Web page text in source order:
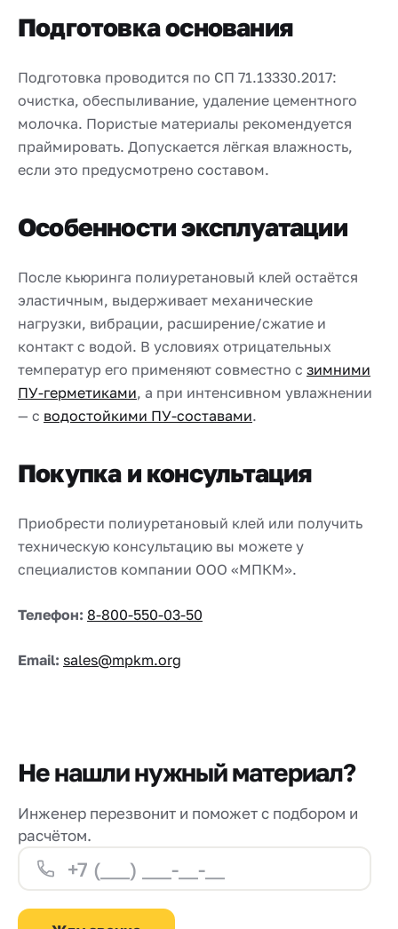
Подготовка основания
Подготовка проводится по СП 71.13330.2017:
очистка, обеспыливание, удаление цементного
молочка. Пористые материалы рекомендуется
праймировать. Допускается лёгкая влажность,
если это предусмотрено составом.
Особенности эксплуатации
После кьюринга полиуретановый клей остаётся
эластичным, выдерживает механические
нагрузки, вибрации, расширение/сжатие и
контакт с водой. В условиях отрицательных
температур его применяют совместно с зимними
ПУ-герметиками, а при интенсивном увлажнении
— с водостойкими ПУ-составами.
Покупка и консультация
Приобрести полиуретановый клей или получить
техническую консультацию вы можете у
специалистов компании ООО «МПКМ».
Телефон: 8-800-550-03-50
Email: sales@mpkm.org
Не нашли нужный материал?
Инженер перезвонит и поможет с подбором и
расчётом.